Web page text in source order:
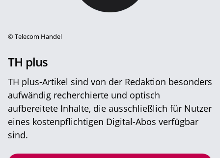
©Telecom Handel
TH plus
TH plus-Artikel sind von der Redaktion besonders
aufwändig recherchierte und optisch
aufbereitete Inhalte, die ausschließlich für Nutzer
eines kostenpflichtigen Digital-Abos verfügbar
sind.